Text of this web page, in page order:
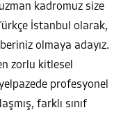
kadromuz size
İstanbul olarak,
olmaya adayız.
zorlu kitlesel
profesyonel
farklı sınıf